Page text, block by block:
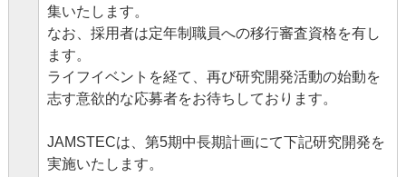
集いたします。
なお、採用者は定年制職員への移行審査資格を有し
ます。
ライフイベントを経て、再び研究開発活動の始動を
志す意欲的な応募者をお待ちしております。
JAMSTECは、第5期中長期計画にて下記研究開発を
実施いたします。